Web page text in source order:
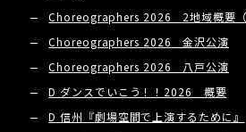
Choreographers 2026 2地域概要（
Choreographers 2026 金沢公演
Choreographers 2026 八戸公演
D ダンスでいこう！！2026 概要
D 信州『劇場空間で上演するために』